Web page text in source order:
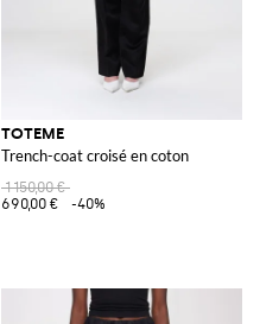
TOTEME
Trench-coat croisé en coton
1 150,00 €
690,00 €
-40%